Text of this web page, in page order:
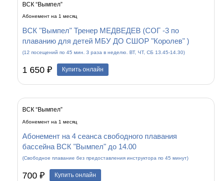
ВСК “Вымпел”
Абонемент на 1 месяц
ВСК "Вымпел" Тренер МЕДВЕДЕВ (СОГ -3 по
плаванию для детей МБУ ДО СШОР "Королев" )
(12 посещений по 45 мин. 3 раза в неделю. ВТ, ЧТ, СБ 13.45-14.30)
1 650 ₽ Купить онлайн
ВСК “Вымпел”
Абонемент на 1 месяц
Абонемент на 4 сеанса свободного плавания
бассейна ВСК "Вымпел" до 14.00
(Свободное плавание без предоставления инструктора по 45 минут)
700 ₽ Купить онлайн